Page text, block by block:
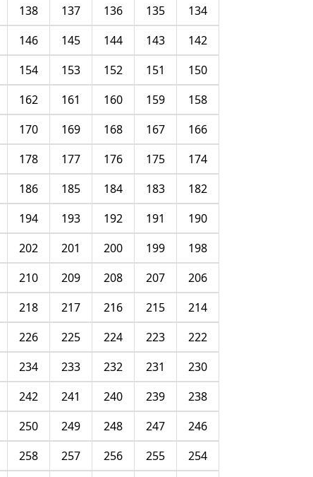
134
135
136
137
138
142
143
144
145
146
150
151
152
153
154
158
159
160
161
162
166
167
168
169
170
174
175
176
177
178
182
183
184
185
186
190
191
192
193
194
198
199
200
201
202
206
207
208
209
210
214
215
216
217
218
222
223
224
225
226
230
231
232
233
234
238
239
240
241
242
246
247
248
249
250
254
255
256
257
258